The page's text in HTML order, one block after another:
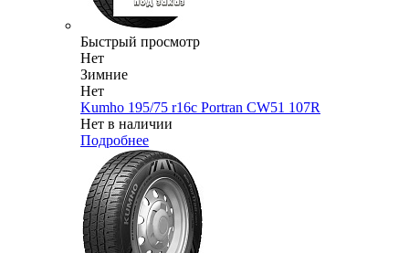
Быстрый просмотр
Нет
Зимние
Нет
Kumho 195/75 r16c Portran CW51 107R
Нет в наличии
Подробнее